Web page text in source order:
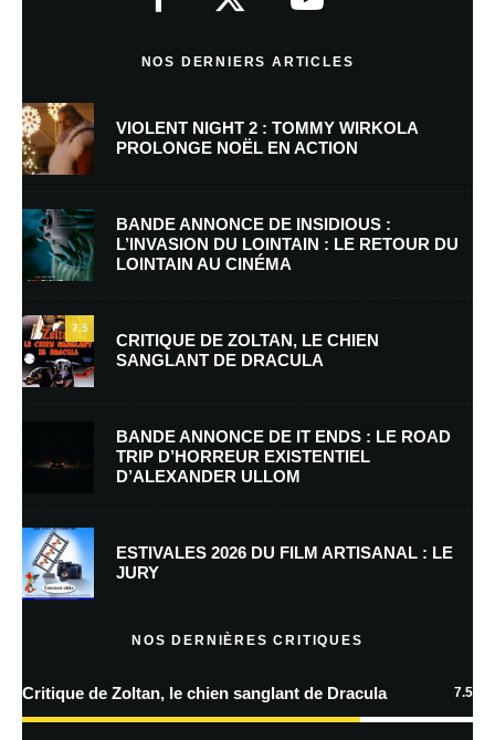
Nom*
E-mail*
Enregistrer mon nom, mon e-mail et mon site dans le navigateur pour
Prévenez-moi de tous les nouveaux commentaires par e-mail.
Prévenez-moi de tous les nouveaux articles par e-mail.
En savoir
NOS DERNIERS ARTICLES
VIOLENT NIGHT 2 : TOMMY WIRKOLA
PROLONGE NOËL EN ACTION
BANDE ANNONCE DE INSIDIOUS :
L’INVASION DU LOINTAIN : LE RETOUR DU
LOINTAIN AU CINÉMA
7.5
CRITIQUE DE ZOLTAN, LE CHIEN
SANGLANT DE DRACULA
BANDE ANNONCE DE IT ENDS : LE ROAD
TRIP D’HORREUR EXISTENTIEL
D’ALEXANDER ULLOM
ESTIVALES 2026 DU FILM ARTISANAL : LE
JURY
NOS DERNIÈRES CRITIQUES
Critique de Zoltan, le chien sanglant de Dracula 7.5